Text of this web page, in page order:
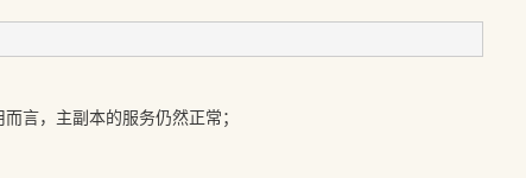
言，主副本的服务仍然正常；